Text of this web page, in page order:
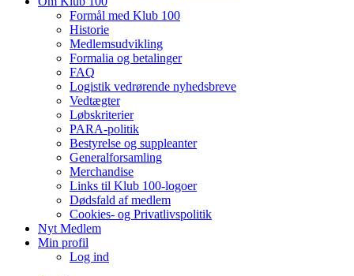
Formål med Klub 100
Historie
Medlemsudvikling
Formalia og betalinger
FAQ
Logistik vedrørende nyhedsbreve
Vedtægter
Løbskriterier
PARA-politik
Bestyrelse og suppleanter
Generalforsamling
Merchandise
Links til Klub 100-logoer
Dødsfald af medlem
Cookies- og Privatlivspolitik
Nyt Medlem
Min profil
Log ind